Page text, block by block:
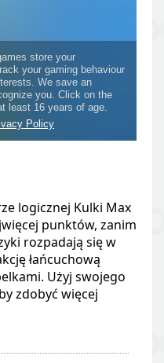
logicznej Kulki Max
punktów, zanim
rozpadają się w
łańcuchową
Użyj swojego
zdobyć więcej